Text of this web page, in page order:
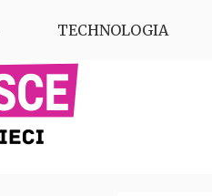
TECHNOLOGIA